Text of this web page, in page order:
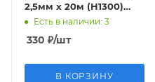
2,5мм х 20м (Н1300)
красный
Есть в наличии: 3
330 ₽/шт
В КОРЗИНУ